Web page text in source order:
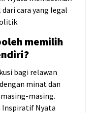
cara yang legal
memilih
bagi relawan
minat dan
masing.
Inspiratif Nyata